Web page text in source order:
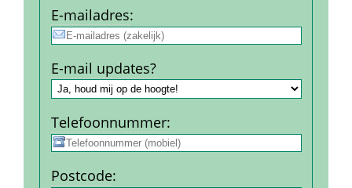
E-mail­adres:
E-mail updates?
Telefoon­nummer:
Post­code: